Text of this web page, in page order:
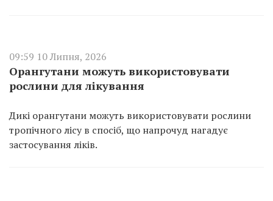
09:59 10 Липня, 2026
Орангутани можуть використовувати
рослини для лікування
Дикі орангутани можуть використовувати рослини
тропічного лісу в спосіб, що напрочуд нагадує
застосування ліків.